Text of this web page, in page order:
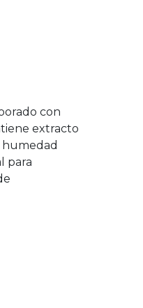
con
extracto
para